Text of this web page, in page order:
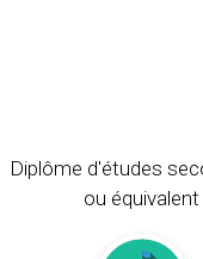
Diplôme d'études
ou équivalent